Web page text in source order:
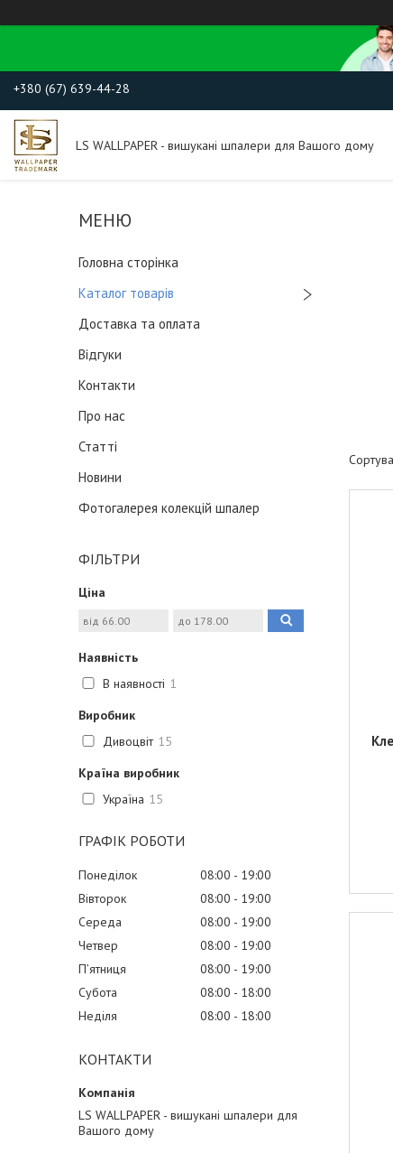
+380 (67) 639-44-28
LS WALLPAPER - вишукані шпалери для Вашого дому
Головна сторінка
Каталог товарів
Доставка та оплата
Відгуки
Контакти
Про нас
Статті
Новини
Фотогалерея колекцій шпалер
ФІЛЬТРИ
Ціна
Наявність
В наявності 1
Виробник
Дивоцвіт 15
Країна виробник
Україна 15
ГРАФІК РОБОТИ
Понеділок 08:00
19:00
Вівторок
08:00
19:00
Середа
08:00
19:00
Четвер
08:00
19:00
Пʼятниця
08:00
19:00
Субота
08:00
18:00
Неділя
08:00 18:00
КОНТАКТИ
LS WALLPAPER - вишукані шпалери для
Вашого дому